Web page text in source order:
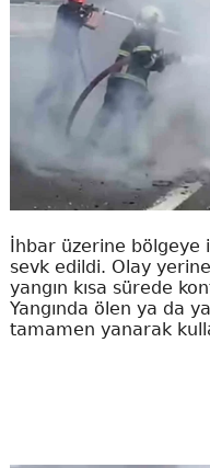
İhbar üzerine bölgeye
sevk edildi. Olay
yangın kısa sürede
Yangında ölen ya da
tamamen yanarak